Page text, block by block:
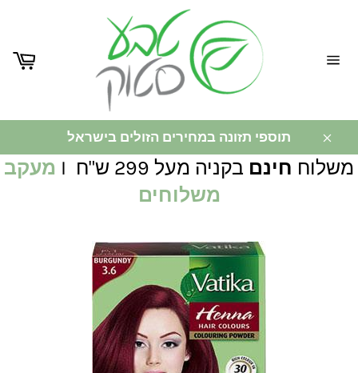
תוספי תזונה במחירים הזולים בישראל
משלוח חינם בקניה מעל 299 ש"ח I
מעקב
משלוחים